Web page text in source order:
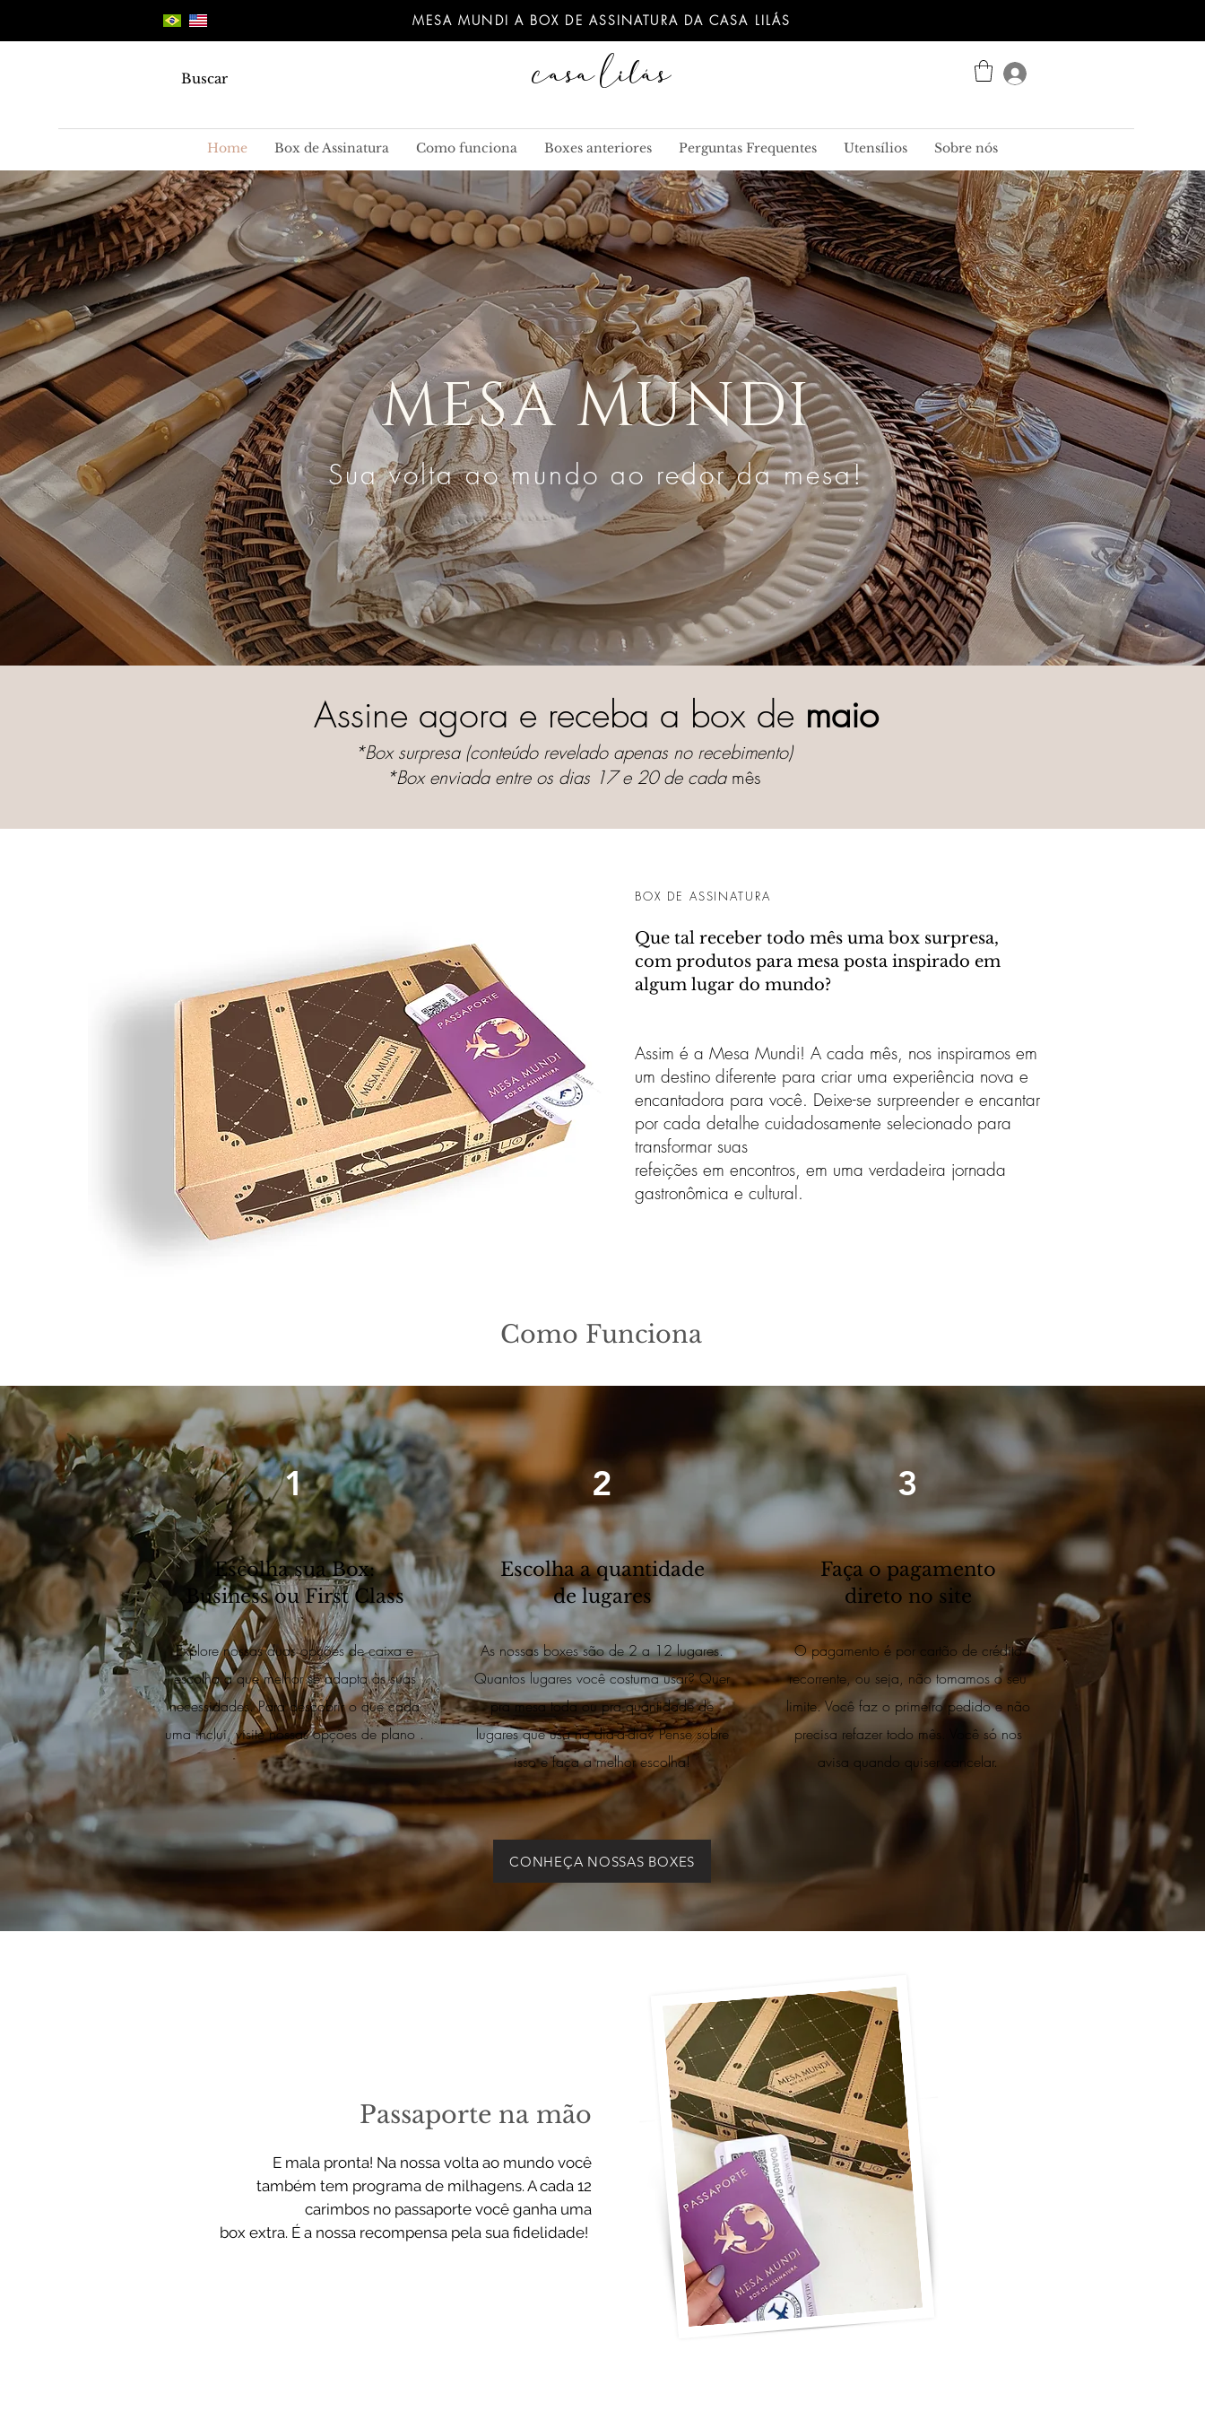
MESA MUNDI A BOX DE ASSINATURA DA CASA LILÁS
Buscar Casa Lilás
Home Box de Assinatura Como funciona Boxes anteriores Perguntas Frequentes Utensílios Sobre nós
MESA MUNDI
Sua volta ao mundo ao redor da mesa!
Assine agora e receba a box de maio
*Box surpresa (conteúdo revelado apenas no recebimento)
*Box enviada entre os dias 17 e 20 de cada mês
BOX DE ASSINATURA
Que tal receber todo mês uma box surpresa,
com produtos para mesa posta inspirado em
algum lugar do mundo?
Assim é a Mesa Mundi! A cada mês, nos inspiramos em
um destino diferente para criar uma experiência nova e
encantadora para você. Deixe-se surpreender e encantar
por cada detalhe cuidadosamente selecionado para
transformar suas
refeições em encontros, em uma verdadeira jornada
gastronômica e cultural.
Como Funciona
1
Escolha sua Box:
Business ou First Class
Explore nossas duas opções de caixa e
escolha a que melhor se adapta às suas
necessidades. Para descobrir o que cada
uma inclui, visite nossas opções de plano .
Escolha a quantidade
de lugares
As nossas boxes são de 2 a 12 lugares.
Quantos lugares você costuma usar? Quer
pra mesa toda ou pra quantidade de
lugares que usa no dia-a-dia? Pense sobre
isso e faça a melhor escolha!
2 3
Faça o pagamento
direto no site
O pagamento é por cartão de crédito
recorrente, ou seja, não tomamos o seu
limite. Você faz o primeiro pedido e não
precisa refazer todo mês. Você só nos
avisa quando quiser cancelar.
CONHEÇA NOSSAS BOXES
Passaporte na mão
E mala pronta! Na nossa volta ao mundo você
também tem programa de milhagens. A cada 12
carimbos no passaporte você ganha uma
box extra. É a nossa recompensa pela sua fidelidade!